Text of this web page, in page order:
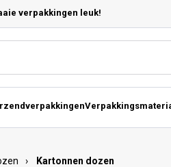
verpakkingen leuk!
› Kartonnen dozen